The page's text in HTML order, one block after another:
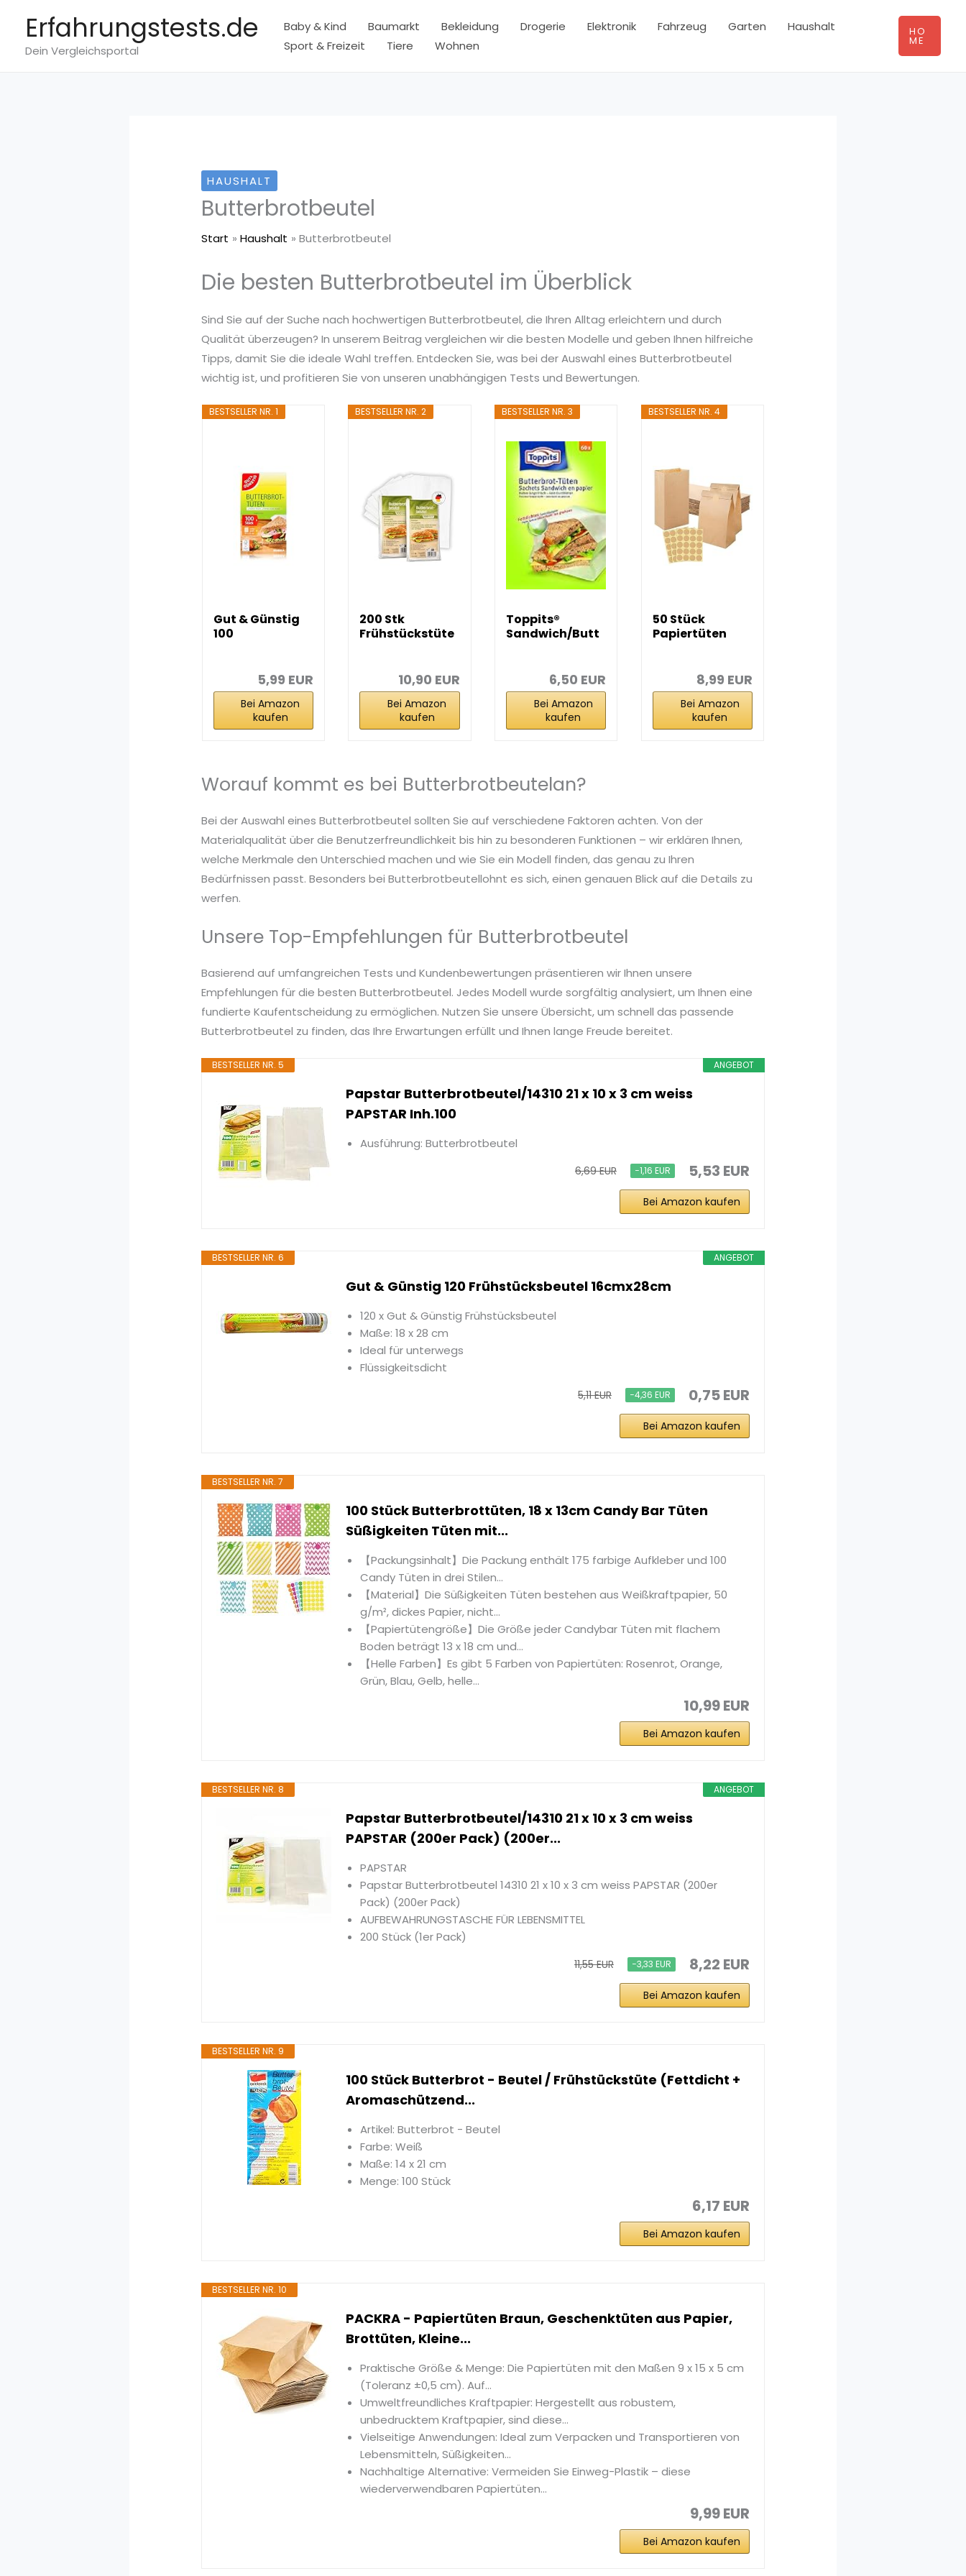
springen
Erfahrungstests.de
Dein Vergleichsportal
Baby & Kind Baumarkt Bekleidung Drogerie Elektronik Fahrzeug Garten
Haushalt
Sport & Freizeit
Tiere Wohnen
HO
ME
HAUSHALT
Butterbrotbeutel
Start Haushalt Butterbrotbeutel
Die besten Butterbrotbeutel im Überblick
Sind Sie auf der Suche nach hochwertigen Butterbrotbeutel, die Ihren Alltag erleichtern und durch
Qualität überzeugen? In unserem Beitrag vergleichen wir die besten Modelle und geben Ihnen hilfreiche
Tipps, damit Sie die ideale Wahl treffen. Entdecken Sie, was bei der Auswahl eines Butterbrotbeutel
wichtig ist, und profitieren Sie von unseren unabhängigen Tests und Bewertungen.
BESTSELLER NR. 1
Gut & Günstig
100
5,99 EUR
Bei Amazon
kaufen
BESTSELLER NR. 2
200 Stk
Frühstückstüte
10,90 EUR
Bei Amazon
kaufen
BESTSELLER NR. 3
Toppits®
Sandwich/Butt
6,50 EUR
Bei Amazon
kaufen
BESTSELLER NR. 4
50 Stück
Papiertüten
8,99 EUR
Bei Amazon
kaufen
Worauf kommt es bei Butterbrotbeutelan?
Bei der Auswahl eines Butterbrotbeutel sollten Sie auf verschiedene Faktoren achten. Von der
Materialqualität über die Benutzerfreundlichkeit bis hin zu besonderen Funktionen – wir erklären Ihnen,
welche Merkmale den Unterschied machen und wie Sie ein Modell finden, das genau zu Ihren
Bedürfnissen passt. Besonders bei Butterbrotbeutellohnt es sich, einen genauen Blick auf die Details zu
werfen.
Unsere Top-Empfehlungen für Butterbrotbeutel
Basierend auf umfangreichen Tests und Kundenbewertungen präsentieren wir Ihnen unsere
Empfehlungen für die besten Butterbrotbeutel. Jedes Modell wurde sorgfältig analysiert, um Ihnen eine
fundierte Kaufentscheidung zu ermöglichen. Nutzen Sie unsere Übersicht, um schnell das passende
Butterbrotbeutel zu finden, das Ihre Erwartungen erfüllt und Ihnen lange Freude bereitet.
ANGEBOT
BESTSELLER NR. 5
Papstar Butterbrotbeutel/14310 21 x 10 x 3 cm weiss
PAPSTAR Inh.100
Ausführung: Butterbrotbeutel
6,69 EUR −1,16 EUR 5,53 EUR
Bei Amazon kaufen
ANGEBOT
BESTSELLER NR. 6
Gut & Günstig 120 Frühstücksbeutel 16cmx28cm
120 x Gut & Günstig Frühstücksbeutel
Maße: 18 x 28 cm
Ideal für unterwegs
Flüssigkeitsdicht
5,11 EUR −4,36 EUR 0,75 EUR
Bei Amazon kaufen
BESTSELLER NR. 7
100 Stück Butterbrottüten, 18 x 13cm Candy Bar Tüten
Süßigkeiten Tüten mit...
【Packungsinhalt】Die Packung enthält 175 farbige Aufkleber und 100
Candy Tüten in drei Stilen...
【Material】Die Süßigkeiten Tüten bestehen aus Weißkraftpapier, 50
g/m², dickes Papier, nicht...
【Papiertütengröße】Die Größe jeder Candybar Tüten mit flachem
Boden beträgt 13 x 18 cm und...
【Helle Farben】Es gibt 5 Farben von Papiertüten: Rosenrot, Orange,
Grün, Blau, Gelb, helle...
10,99 EUR
Bei Amazon kaufen
ANGEBOT
BESTSELLER NR. 8
Papstar Butterbrotbeutel/14310 21 x 10 x 3 cm weiss
PAPSTAR (200er Pack) (200er...
PAPSTAR
Papstar Butterbrotbeutel 14310 21 x 10 x 3 cm weiss PAPSTAR (200er
Pack) (200er Pack)
AUFBEWAHRUNGSTASCHE FÜR LEBENSMITTEL
200 Stück (1er Pack)
11,55 EUR −3,33 EUR 8,22 EUR
Bei Amazon kaufen
BESTSELLER NR. 9
100 Stück Butterbrot - Beutel / Frühstückstüte (Fettdicht +
Aromaschützend...
Artikel: Butterbrot - Beutel
Farbe: Weiß
Maße: 14 x 21 cm
Menge: 100 Stück
6,17 EUR
Bei Amazon kaufen
BESTSELLER NR. 10
PACKRA - Papiertüten Braun, Geschenktüten aus Papier,
Brottüten, Kleine...
Praktische Größe & Menge: Die Papiertüten mit den Maßen 9 x 15 x 5 cm
(Toleranz ±0,5 cm). Auf...
Umweltfreundliches Kraftpapier: Hergestellt aus robustem,
unbedrucktem Kraftpapier, sind diese...
Vielseitige Anwendungen: Ideal zum Verpacken und Transportieren von
Lebensmitteln, Süßigkeiten...
Nachhaltige Alternative: Vermeiden Sie Einweg-Plastik – diese
wiederverwendbaren Papiertüten...
9,99 EUR
Bei Amazon kaufen